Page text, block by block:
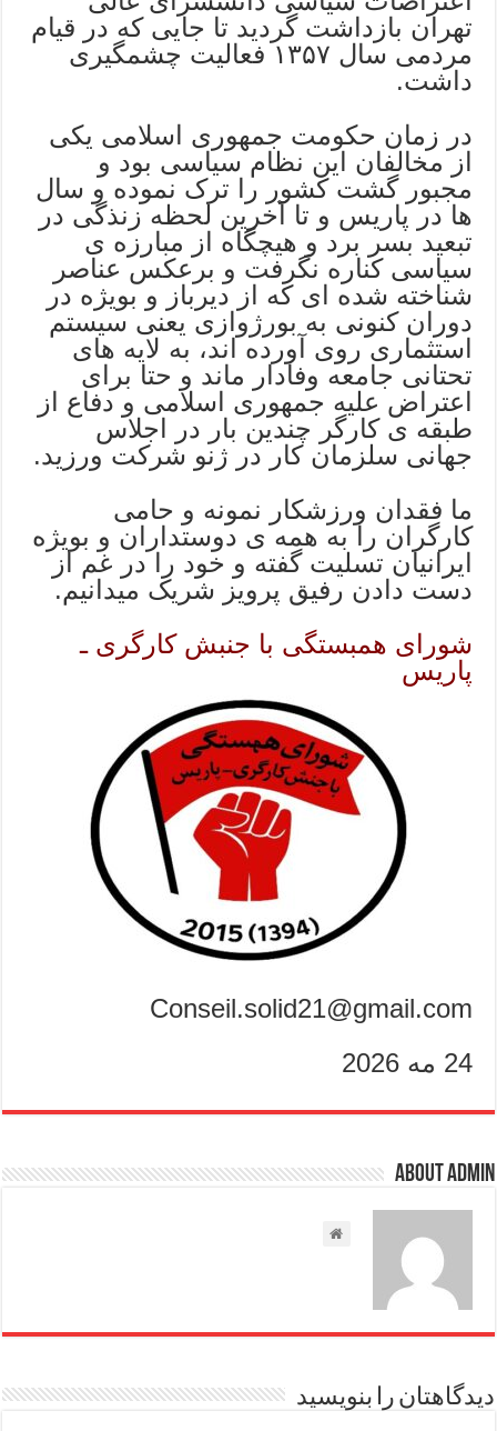
تهران بازداشت گردید تا جایی که در قیام
مردمی سال ۱۳۵۷ فعالیت چشمگیری
داشت.
در زمان حکومت جمهوری اسلامی یکی
از مخالفان این نظام سیاسی بود و
مجبور گشت کشور را ترک نموده و سال
ها در پاریس و تا آخرین لحظه زنذگی در
تبعید بسر برد و هیچگاه از مبارزه ی
سیاسی کناره نگرفت و برعکس عناصر
شناخته شده ای که از دیرباز و بویژه در
دوران کنونی به بورژوازی یعنی سیستم
استثماری روی آورده اند، به لایه های
تحتانی جامعه وفادار ماند و حتا برای
اعتراض علیه جمهوری اسلامی و دفاع از
طبقه ی کارگر چندین بار در اجلاس
جهانی سلزمان کار در ژنو شرکت ورزید.
ما فقدان ورزشکار نمونه و حامی
کارگران را به همه ی دوستداران و بویژه
ایرانیان تسلیت گفته و خود را در غم از
دست دادن رفیق پرویز شریک میدانیم.
شورای همبستگی با جنبش کارگری ـ
پاریس
Conseil.solid21@gmail.com
24 مه 2026
About admin
دیدگاهتان را بنویسید